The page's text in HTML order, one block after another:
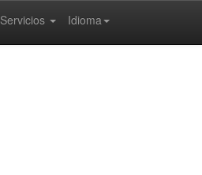
Idioma
Servicios